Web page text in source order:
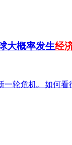
大概率发生经
轮危机。如何